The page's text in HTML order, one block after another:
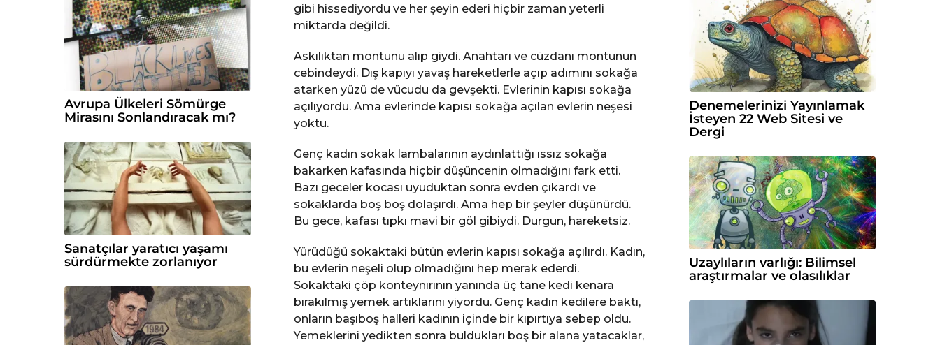
gibi hissediyordu ve her şeyin ederi hiçbir zaman yeterli
miktarda değildi.
Askılıktan montunu alıp giydi. Anahtarı ve cüzdanı montunun
cebindeydi. Dış kapıyı yavaş hareketlerle açıp adımını sokağa
atarken yüzü de vücudu da gevşekti. Evlerinin kapısı sokağa
açılıyordu. Ama evlerinde kapısı sokağa açılan evlerin neşesi
yoktu.
Genç kadın sokak lambalarının aydınlattığı ıssız sokağa
bakarken kafasında hiçbir düşüncenin olmadığını fark etti.
Bazı geceler kocası uyuduktan sonra evden çıkardı ve
sokaklarda boş boş dolaşırdı. Ama hep bir şeyler düşünürdü.
Bu gece, kafası tıpkı mavi bir göl gibiydi. Durgun, hareketsiz.
Yürüdüğü sokaktaki bütün evlerin kapısı sokağa açılırdı. Kadın,
bu evlerin neşeli olup olmadığını hep merak ederdi.
Sokaktaki çöp konteynırının yanında üç tane kedi kenara
bırakılmış yemek artıklarını yiyordu. Genç kadın kedilere baktı,
onların başıboş halleri kadının içinde bir kıpırtıya sebep oldu.
Yemeklerini yedikten sonra buldukları boş bir alana yatacaklar,
Avrupa Ülkeleri Sömürge
Mirasını Sonlandıracak mı?
Sanatçılar yaratıcı yaşamı
sürdürmekte zorlanıyor
Denemelerinizi Yayınlamak
İsteyen 22 Web Sitesi ve
Dergi
Uzaylıların varlığı: Bilimsel
araştırmalar ve olasılıklar